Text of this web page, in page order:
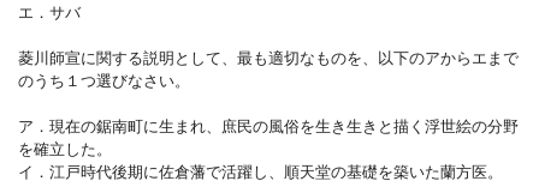
エ．サバ
菱川師宣に関する説明として、最も適切なものを、以下のアからエまで
のうち１つ選びなさい。
ア．現在の鋸南町に生まれ、庶民の風俗を生き生きと描く浮世絵の分野
を確立した。
イ．江戸時代後期に佐倉藩で活躍し、順天堂の基礎を築いた蘭方医。